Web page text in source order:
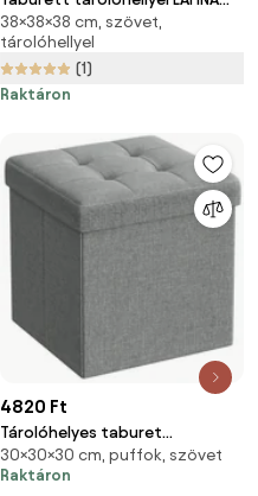
38x38 cm, szürke
38×38×38 cm, szövet,
tárolóhellyel
(1)
Raktáron
4820 Ft
Tárolóhelyes taburet
OTTOMAN 30x30 cm, szürke
30×30×30 cm, puffok, szövet
Raktáron